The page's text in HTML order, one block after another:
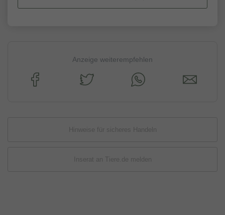
Anzeige weiterempfehlen
Hinweise für sicheres Handeln
Inserat an Tiere.de melden